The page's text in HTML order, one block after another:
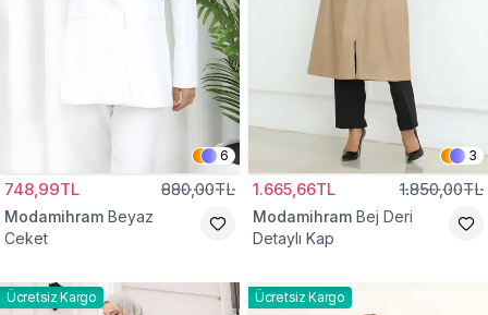
6
748,99TL 880,00TL
Modamihram Beyaz
Ceket
3
1.665,66TL 1.850,00TL
Modamihram Bej Deri
Detaylı Kap
Ücretsiz Kargo Ücretsiz Kargo